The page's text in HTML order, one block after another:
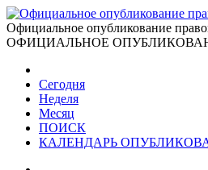
Официальное опубликование
ОФИЦИАЛЬНОЕ
Сегодня
Неделя
Месяц
ПОИСК
КАЛЕНДАРЬ